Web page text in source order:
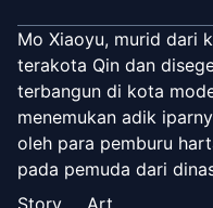
Mo Xiaoyu, murid dari
terakota Qin dan
terbangun di kota
menemukan adik
oleh para pemburu
pada pemuda dari
sekali berbeda?
Story
Art